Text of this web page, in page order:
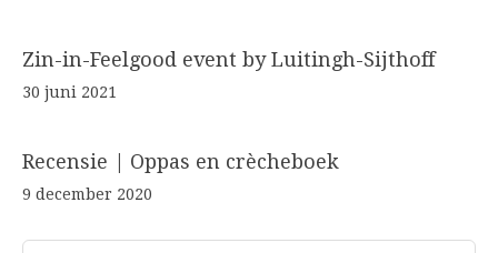
Zin-in-Feelgood event by Luitingh-Sijthoff
30 juni 2021
Recensie | Oppas en crècheboek
9 december 2020